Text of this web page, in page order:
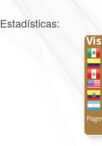
Estadísticas: